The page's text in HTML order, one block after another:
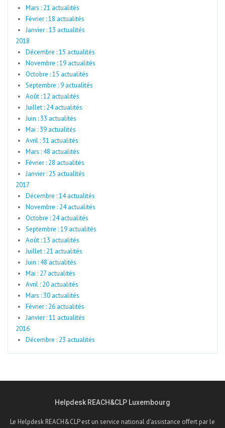
Mars : 21 actualités
Février : 18 actualités
Janvier : 13 actualités
2018
Décembre : 15 actualités
Novembre : 19 actualités
Octobre : 15 actualités
Septembre : 9 actualités
Août : 12 actualités
Juillet : 24 actualités
Juin : 33 actualités
Mai : 39 actualités
Avril : 31 actualités
Mars : 48 actualités
Février : 28 actualités
Janvier : 25 actualités
2017
Décembre : 14 actualités
Novembre : 24 actualités
Octobre : 24 actualités
Septembre : 19 actualités
Août : 13 actualités
Juillet : 21 actualités
Juin : 48 actualités
Mai : 27 actualités
Avril : 20 actualités
Mars : 30 actualités
Février : 26 actualités
Janvier : 11 actualités
2016
Décembre : 23 actualités
Helpdesk REACH&CLP Luxembourg
Le Helpdesk REACH&CLP est un service national d'assistance offert par le